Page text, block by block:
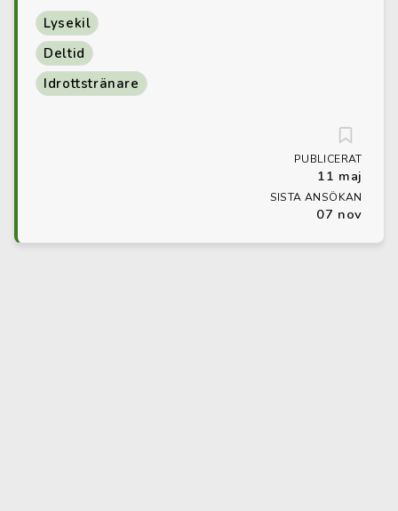
Lysekil
Deltid
Idrottstränare
PUBLICERAT
11 maj
SISTA ANSÖKAN
07 nov